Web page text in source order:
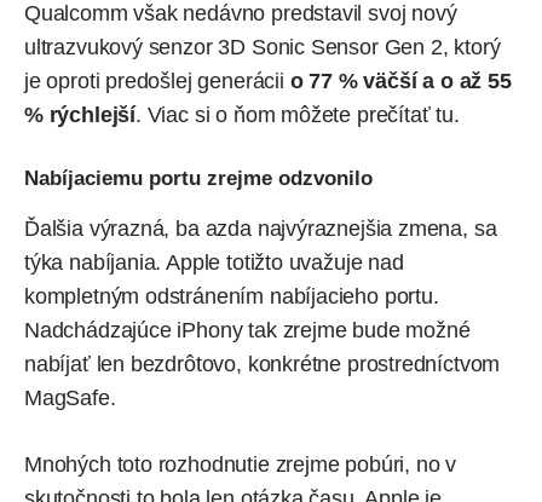
Qualcomm však nedávno predstavil svoj nový
ultrazvukový senzor 3D Sonic Sensor Gen 2, ktorý
je oproti predošlej generácii o 77 % väčší a o až 55
% rýchlejší. Viac si o ňom môžete prečítaťtu.
Nabíjaciemu portu zrejme odzvonilo
Ďalšia výrazná, ba azda najvýraznejšia zmena, sa
týka nabíjania. Apple totižto uvažuje nad
kompletným odstránením nabíjacieho portu.
Nadchádzajúce iPhony tak zrejme bude možné
nabíjať len bezdrôtovo, konkrétne prostredníctvom
MagSafe.
Mnohých toto rozhodnutie zrejme pobúri, no v